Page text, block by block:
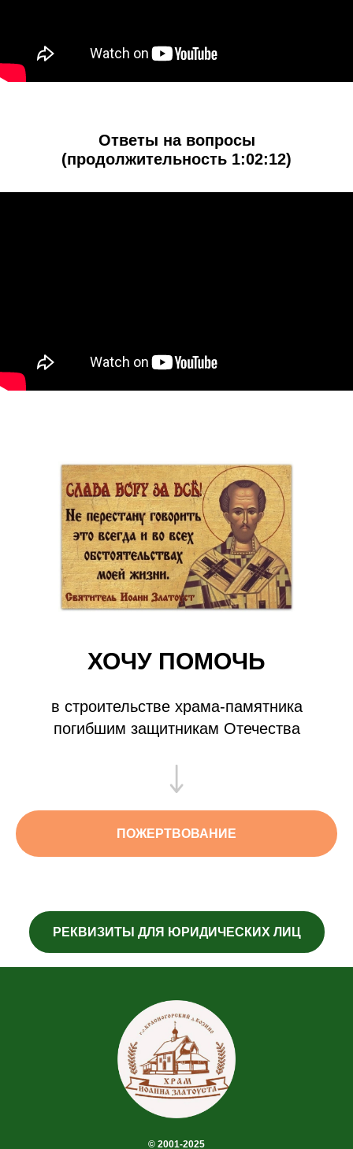
Ответы на вопросы
(продолжительность 1:02:12)
ХОЧУ ПОМОЧЬ
в строительстве храма-памятника
погибшим защитникам Отечества
ПОЖЕРТВОВАНИЕ
РЕКВИЗИТЫ ДЛЯ ЮРИДИЧЕСКИХ ЛИЦ
© 2001-2025